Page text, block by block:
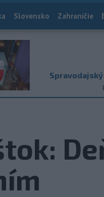
Slovensko Zahraničie